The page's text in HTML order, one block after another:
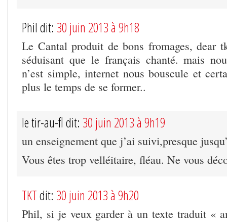
Phil dit: 30 juin 2013 à 9h18
Le Cantal produit de bons fromages, dear
séduisant que le français chanté. mais
n’est simple, internet nous bouscule et
plus le temps de se former..
le tir-au-fl dit: 30 juin 2013 à 9h19
un enseignement que j’ai suivi,presque
Vous êtes trop velléitaire, fléau. Ne vous
TKTdit: 30 juin 2013 à 9h20
Phil, si je veux garder à un texte traduit «